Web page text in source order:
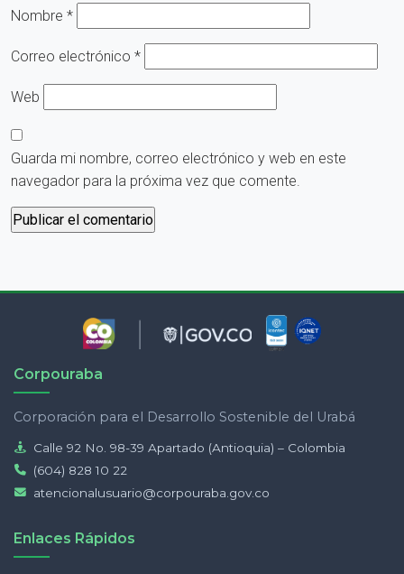
Nombre *
Correo electrónico *
Web
Guarda mi nombre, correo electrónico y web en este
navegador para la próxima vez que comente.
Corpouraba
Corporación para el Desarrollo Sostenible del Urabá
Calle 92 No. 98-39 Apartado (Antioquia) – Colombia
(604) 828 10 22
atencionalusuario@corpouraba.gov.co
Enlaces Rápidos